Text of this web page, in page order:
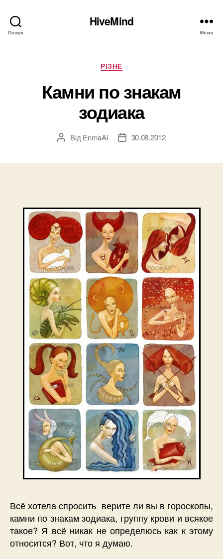
Пошук
HiveMind
Меню
Категорії
РІЗНЕ
Камни по знакам
зодиака
Автор
Від EnmaAi
Дата30.08.2012
Всё хотела спросить верите ли вы в гороскопы,
камни по знакам зодиака, группу крови и всякое
такое? Я всё никак не определюсь как к этому
относится? Вот, что я думаю.